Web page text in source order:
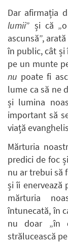
Dar afirmația
lumii” și că
ascunsă”,
în public, cât și
pe un munte
nu poate fi
lume ca să ne
și lumina
important să
viață
Mărturia
predici de foc
nu ar trebui să
și îi enervează
mărturia
întunecată, în
nu doar „în
strălucească